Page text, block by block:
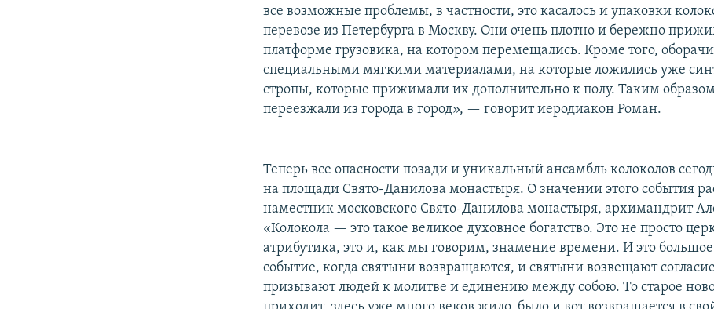
все возможные проблемы, в частности, это касалось и упаковки
перевозе из Петербурга в Москву. Они очень плотно и бережно
платформе грузовика, на котором перемещались. Кроме того,
специальными мягкими материалами, на которые ложились уже
стропы, которые прижимали их дополнительно к полу. Таким
переезжали из города в город», — говорит иеродиакон Роман.
Теперь все опасности позади и уникальный ансамбль колоколов
на площади Свято-Данилова монастыря. О значении этого события
наместник московского Свято-Данилова монастыря, архимандрит
«Колокола — это такое великое духовное богатство. Это не просто
атрибутика, это и, как мы говорим, знамение времени. И это большое
событие, когда святыни возвращаются, и святыни возвещают
призывают людей к молитве и единению между собою. То старое